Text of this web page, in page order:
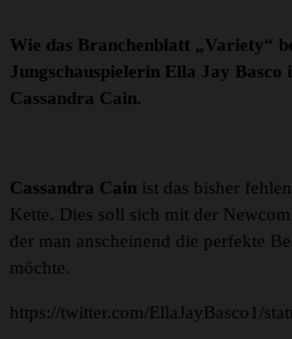
Wie das Branchenblatt „Variety“
Jungschauspielerin Ella Jay
Cassandra Cain.
Cassandra Cain ist das bisher
Kette. Dies soll sich mit der
der man anscheinend die perfekte
möchte.
https://twitter.com/EllaJayBasco1/